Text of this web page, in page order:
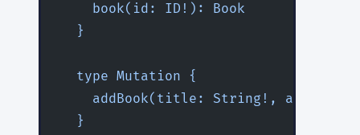
    book(id: ID!): Book
  }
  type Mutation {
addBook(title: String!, author:
  }